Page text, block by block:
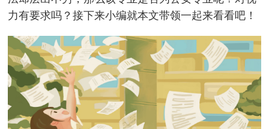
力有要求吗？接下来小编就本文带领一起来看看吧！